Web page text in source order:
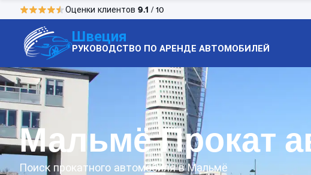
Оценки клиентов 9.1 / 10
Швеция
РУКОВОДСТВО ПО АРЕНДЕ АВТОМОБИЛЕЙ
Мальмё Прокат
Поиск прокатного автомобиля в Мальмё